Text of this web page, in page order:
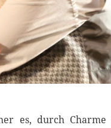
es, durch